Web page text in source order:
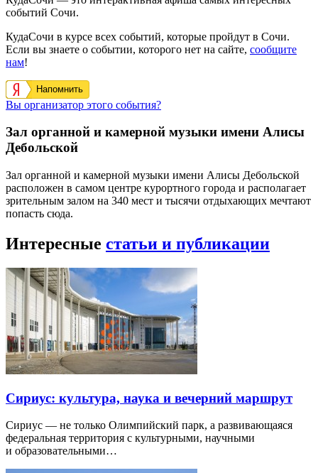
событий Сочи.
КудаСочи в курсе всех событий, которые пройдут в Сочи.
Если вы знаете о событии, которого нет на сайте, сообщите
нам!
Напомнить
Вы организатор этого события?
Зал органной и камерной музыки имени Алисы
Дебольской
Зал органной и камерной музыки имени Алисы Дебольской
расположен в самом центре курортного города и располагает
зрительным залом на 340 мест и тысячи отдыхающих мечтают
попасть сюда.
Интересные статьи и публикации
Сириус: культура, наука и вечерний маршрут
Сириус — не только Олимпийский парк, а развивающаяся
федеральная территория с культурными, научными
и образовательными…